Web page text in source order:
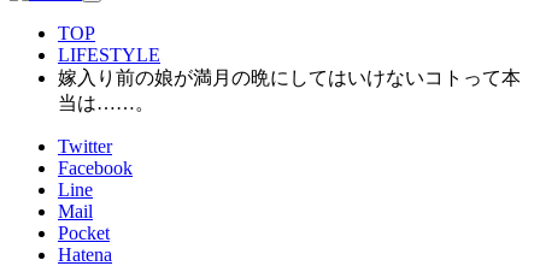
TOP
LIFESTYLE
嫁入り前の娘が満月の晩にしてはいけないコトって本
当は……。
Twitter
Facebook
Line
Mail
Pocket
Hatena